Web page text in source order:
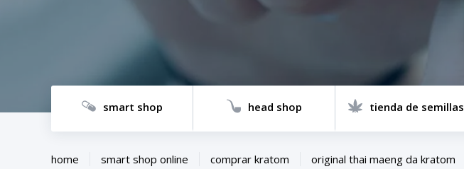
smart shop head shop tienda de semillas
home smart shop online comprar kratom original thai maeng da kratom